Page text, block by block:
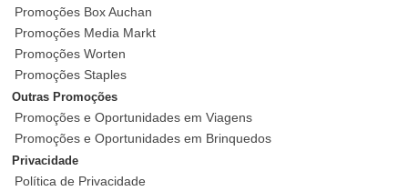
Promoções Box Auchan
Promoções Media Markt
Promoções Worten
Promoções Staples
Outras Promoções
Promoções e Oportunidades em Viagens
Promoções e Oportunidades em Brinquedos
Privacidade
Política de Privacidade